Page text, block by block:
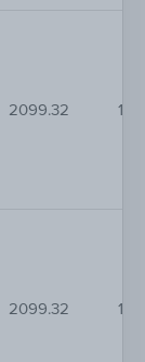
2099.32
2099.32